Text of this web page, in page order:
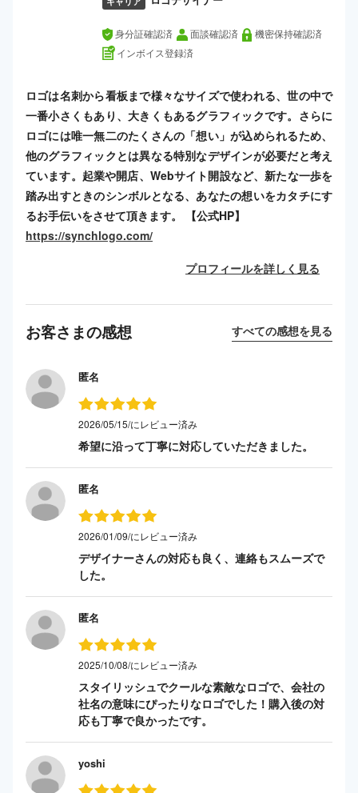
身分証確認済 面談確認済
機密保持確認済
インボイス登録済
ロゴは名刺から看板まで様々なサイズで使われる、世の中で
一番小さくもあり、大きくもあるグラフィックです。さらに
ロゴには唯一無二のたくさんの「想い」が込められるため、
他のグラフィックとは異なる特別なデザインが必要だと考え
ています。起業や開店、Webサイト開設など、新たな一歩を
踏み出すときのシンボルとなる、あなたの想いをカタチにす
るお手伝いをさせて頂きます。 【公式HP】
https://synchlogo.com/
プロフィールを詳しく見る
お客さまの感想 すべての感想を見る
匿名
2026/05/15/にレビュー済み
希望に沿って丁寧に対応していただきました。
匿名
2026/01/09/にレビュー済み
デザイナーさんの対応も良く、連絡もスムーズで
した。
匿名
2025/10/08/にレビュー済み
スタイリッシュでクールな素敵なロゴで、会社の
社名の意味にぴったりなロゴでした！購入後の対
応も丁寧で良かったです。
yoshi